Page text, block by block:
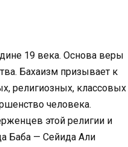
19 века. Основа веры
Бахаизм призывает к
религиозных, классовых
человека.
этой религии и
Баба — Сейида Али